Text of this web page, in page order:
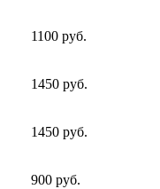
1100 руб.
1450 руб.
1450 руб.
900 руб.